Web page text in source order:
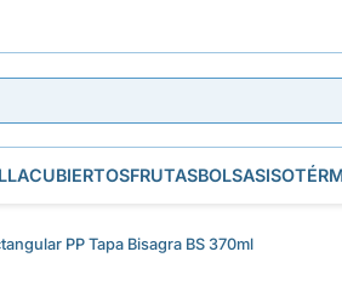
CUBIERTOSFRUTASBOLSAS
PP Tapa Bisagra BS 370ml